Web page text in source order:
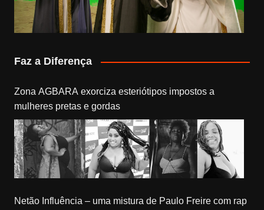
Faz a Diferença
Zona AGBARA exorciza esteriótipos impostos a
mulheres pretas e gordas
Netão Influência – uma mistura de Paulo Freire com rap